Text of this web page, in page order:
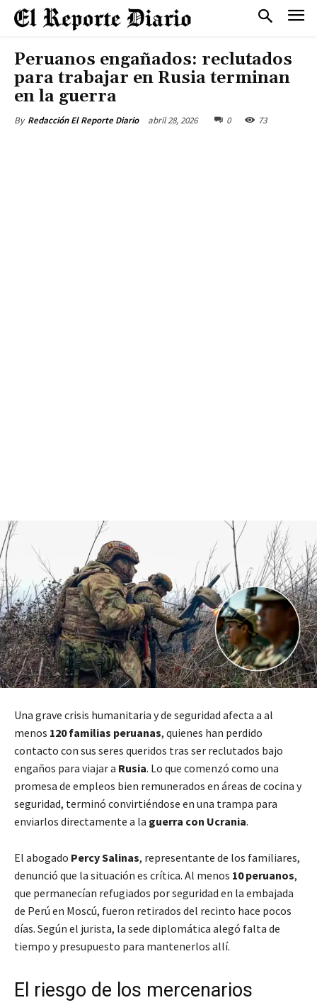
Peruanos engañados: reclutados
para trabajar en Rusia terminan
en la guerra
By Redacción El Reporte Diario abril 28, 2026 0 73
Una grave crisis humanitaria y de seguridad afecta a al
menos 120 familias peruanas, quienes han perdido
contacto con sus seres queridos tras ser reclutados bajo
engaños para viajar a Rusia. Lo que comenzó como una
promesa de empleos bien remunerados en áreas de cocina y
seguridad, terminó convirtiéndose en una trampa para
enviarlos directamente a la guerra con Ucrania.
El abogado Percy Salinas, representante de los familiares,
denunció que la situación es crítica. Al menos 10 peruanos,
que permanecían refugiados por seguridad en la embajada
de Perú en Moscú, fueron retirados del recinto hace pocos
días. Según el jurista, la sede diplomática alegó falta de
tiempo y presupuesto para mantenerlos allí.
El riesgo de los mercenarios